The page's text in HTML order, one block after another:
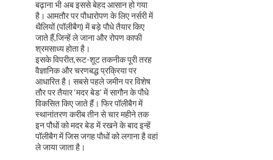
बढ़ाना भी अब इससे बेहद आसान हो गया
है। आमतौर पर पौधारोपण के लिए नर्सरी में
थैलियों (पॉलीबैग) में बड़े पौधे तैयार किए
जाते हैं,जिन्हें ले जाना और रोपण काफी
श्रमसाध्य होता है।
इसके विपरीत,रूट-शूट तकनीक पूरी तरह
वैज्ञानिक और चरणबद्ध प्रक्रिया पर
आधारित है। सबसे पहले जमीन पर विशेष
तौर पर तैयार ‘मदर बेड’ में सागौन के पौधे
विकसित किए जाते हैं। फिर पॉलीबैग में
स्थानांतरण करीब तीन से चार महीने तक
इन पौधों को मदर बेड में रखने के बाद इन्हें
पॉलीबैग में जिस जगह पौधों को लगाना है वहां
ले जाया जाता है।